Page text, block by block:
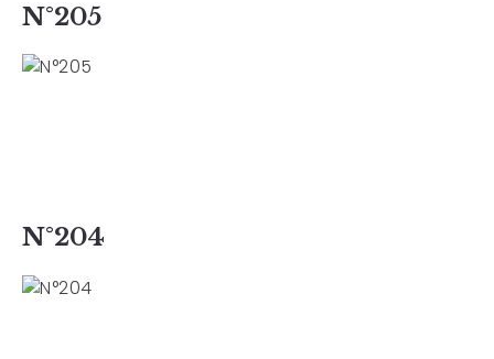
N°205
N°204